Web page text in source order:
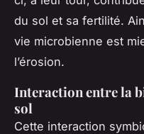
du sol et sa fertilité.
vie microbienne est
l’érosion.
Interaction entre la
sol
Cette interaction